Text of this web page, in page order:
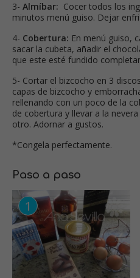
3- Almíbar: Cocer todos los
minutos menú guiso. Dejar
4- Cobertura: En menú guiso,
sacar la cubeta, añadir el
que este esté fundido
5- Cortar el bizcocho en 3
capas de bizcocho y
rellenando con un poco de la
de cobertura y llevar a la
otro. Adornar a gustos.
*Congela perfectamente.
Paso a paso